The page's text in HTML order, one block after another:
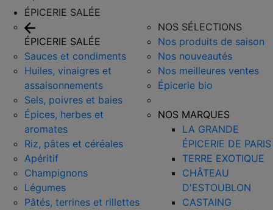
ÉPICERIE SALÉE
ÉPICERIE SALÉE
Sauces et condiments
Huiles, vinaigres et
assaisonnements
Sels, poivres et baies
Épices, herbes et
aromates
Riz, pâtes et céréales
Apéritif
Champignons
Légumes
Pâtés, terrines et rillettes
NOS SÉLECTIONS
Nos produits de saison
Nos nouveautés
Nos meilleures ventes
Épicerie bio
NOS MARQUES
LA GRANDE
ÉPICERIE DE PARIS
TERRE EXOTIQUE
CHÂTEAU
D'ESTOUBLON
CASTAING